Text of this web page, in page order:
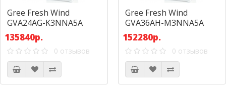
Gree Fresh Wind
GVA24AG-K3NNA5A
135840р.
0 отзывов
Gree Fresh Wind
GVA36AH-M3NNA5A
152280р.
0 отзывов